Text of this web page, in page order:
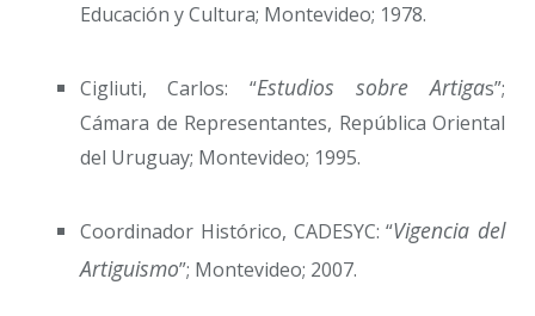
Educación y Cultura; Montevideo; 1978.
Cigliuti, Carlos: “Estudios sobre Artigas”;
Cámara de Representantes, República Oriental
del Uruguay; Montevideo; 1995.
Coordinador Histórico, CADESYC: “Vigencia del
Artiguismo”; Montevideo; 2007.